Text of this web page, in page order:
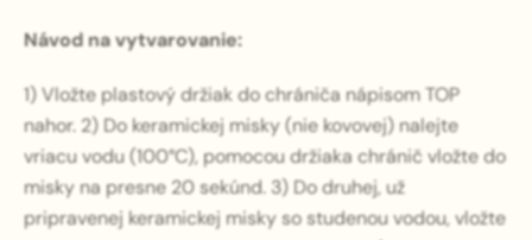
Návod na vytvarovanie:
1) Vložte plastový držiak do chrániča nápisom TOP
nahor. 2) Do keramickej misky (nie kovovej) nalejte
vriacu vodu (100°C), pomocou držiaka chránič vložte do
misky na presne 20 sekúnd. 3) Do druhej, už
pripravenej keramickej misky so studenou vodou, vložte